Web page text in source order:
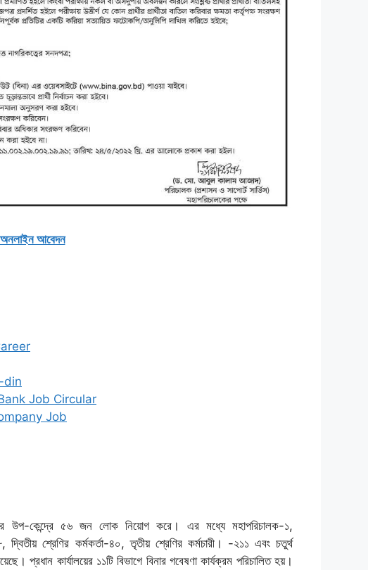
অনলাইন আবেদন
din
Bank Job Circular
Job
এর উপ-কেন্দ্রে ৫৬ জন লোক নিয়োগ করে। এর মধ্যে মহাপরিচালক-১,
দ্বিতীয় শ্রেণির কর্মকর্তা-৪০, তৃতীয় শ্রেণির কর্মচারী। -২১১ এবং চতুর্থ
প্রধান কার্যালয়ের ১১টি বিভাগে বিনার গবেষণা কার্যক্রম পরিচালিত হয়।